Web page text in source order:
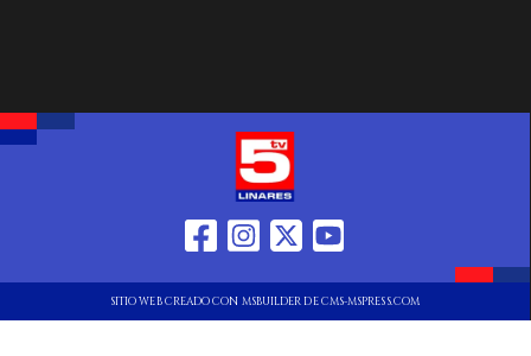
SITIO WEB CREADO CON MSBUILDER DE CMS-MSPRESS.COM